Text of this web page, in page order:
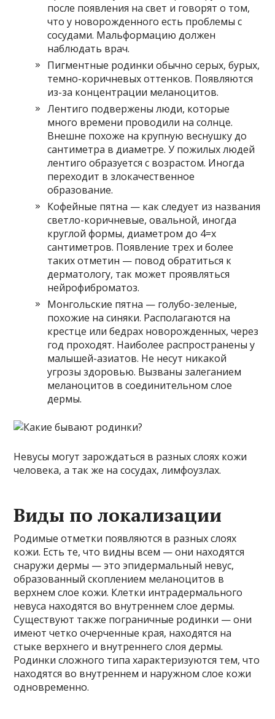
после появления на свет и говорят о том,
что у новорожденного есть проблемы с
сосудами. Мальформацию должен
наблюдать врач.
Пигментные родинки обычно серых, бурых,
темно-коричневых оттенков. Появляются
из-за концентрации меланоцитов.
Лентиго подвержены люди, которые
много времени проводили на солнце.
Внешне похоже на крупную веснушку до
сантиметра в диаметре. У пожилых людей
лентиго образуется с возрастом. Иногда
переходит в злокачественное
образование.
Кофейные пятна — как следует из названия
светло-коричневые, овальной, иногда
круглой формы, диаметром до 4=х
сантиметров. Появление трех и более
таких отметин — повод обратиться к
дерматологу, так может проявляться
нейрофиброматоз.
Монгольские пятна — голубо-зеленые,
похожие на синяки. Располагаются на
крестце или бедрах новорожденных, через
год проходят. Наиболее распространены у
малышей-азиатов. Не несут никакой
угрозы здоровью. Вызваны залеганием
меланоцитов в соединительном слое
дермы.
Невусы могут зарождаться в разных слоях кожи
человека, а так же на сосудах, лимфоузлах.
Виды по локализации
Родимые отметки появляются в разных слоях
кожи. Есть те, что видны всем — они находятся
снаружи дермы — это эпидермальный невус,
образованный скоплением меланоцитов в
верхнем слое кожи. Клетки интрадермального
невуса находятся во внутреннем слое дермы.
Существуют также пограничные родинки — они
имеют четко очерченные края, находятся на
стыке верхнего и внутреннего слоя дермы.
Родинки сложного типа характеризуются тем, что
находятся во внутреннем и наружном слое кожи
одновременно.